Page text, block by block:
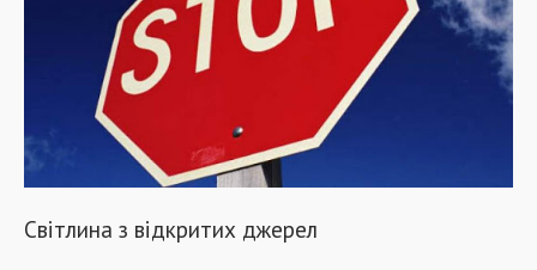
Світлина з відкритих джерел